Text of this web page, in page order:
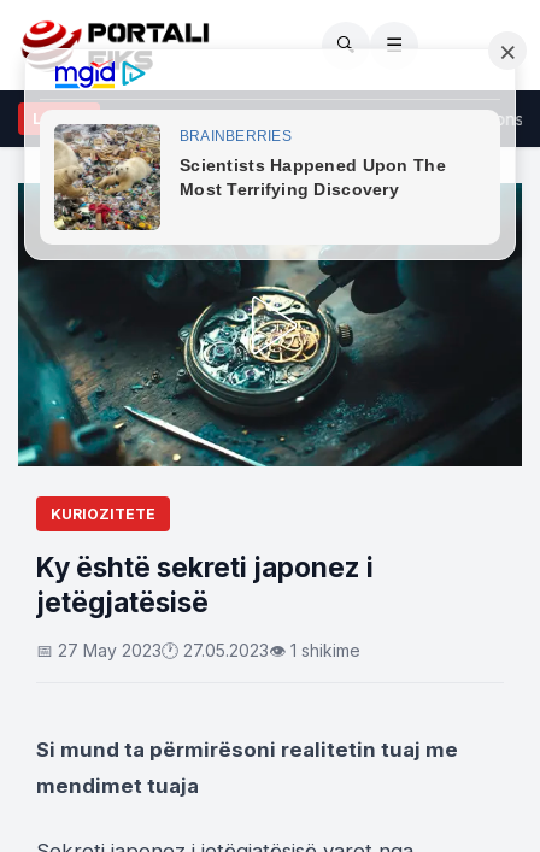
🔍 ☰
LAJMEpara takimit me Kurtin: S’ka asnjë arsye të vonohet
KURIOZITETE
Ky është sekreti japonez i
jetëgjatësisë
📅 27 May 2023🕐 27.05.2023👁 1 shikime
Si mund ta përmirësoni realitetin tuaj me
mendimet tuaja